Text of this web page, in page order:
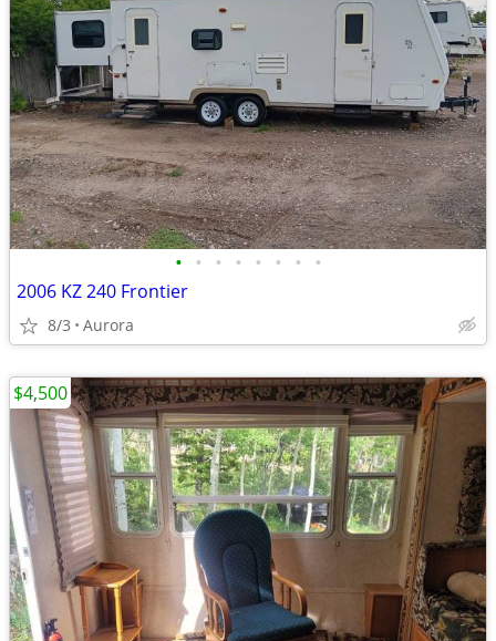
• • • • • • • •
2006 KZ 240 Frontier
8/3 Aurora
$4,500